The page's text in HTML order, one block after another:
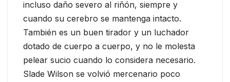
incluso daño severo al riñón, siempre y
cuando su cerebro se mantenga intacto.
También es un buen tirador y un luchador
dotado de cuerpo a cuerpo, y no le molesta
pelear sucio cuando lo considera necesario.
Slade Wilson se volvió mercenario poco